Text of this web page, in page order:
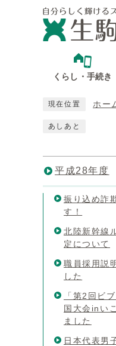
くらし・手続き
現在位置 ホー
あしあと
平成28年度
振り込め詐
す！
北陸新幹線
定について
職員採用説
した
「第2回ビ
国大会inい
ました
日本代表男